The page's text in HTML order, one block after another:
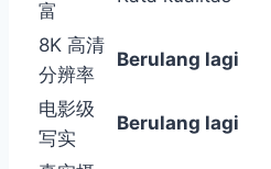
富
8K 高清
分辨率
Berulang lagi
电影级
写实
Berulang lagi